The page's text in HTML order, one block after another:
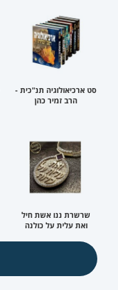
סט ארכיאולוגיה תנ"כית -
הרב זמיר כהן
שרשרת ננו אשת חיל
ואת עלית על כולנה